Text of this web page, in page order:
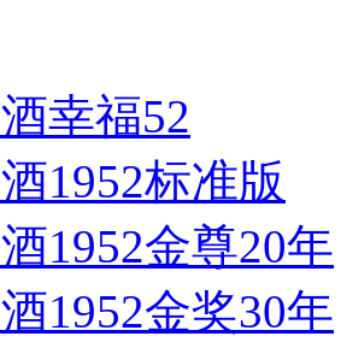
幸福52
1952标准版
1952金尊20年
1952金奖30年